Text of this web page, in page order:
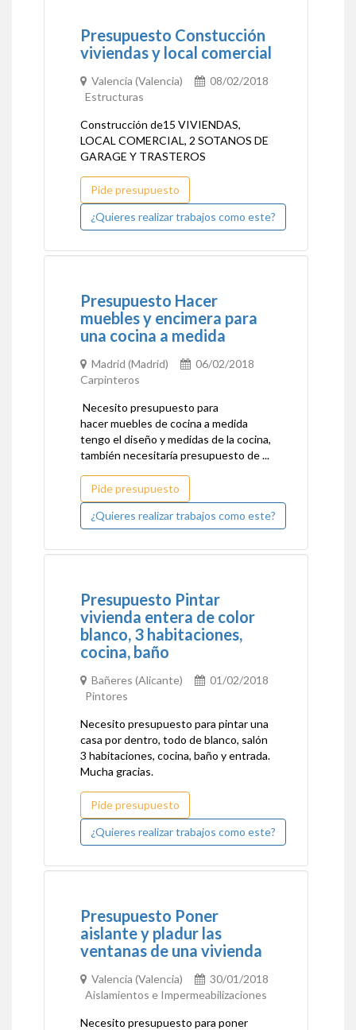
Presupuesto Constucción
viviendas y local comercial
Valencia (Valencia)
08/02/2018
Estructuras
Construcción de15 VIVIENDAS,
LOCAL COMERCIAL, 2 SOTANOS DE
GARAGE Y TRASTEROS
Pide presupuesto
¿Quieres realizar trabajos como este?
Presupuesto Hacer
muebles y encimera para
una cocina a medida
Madrid (Madrid)
06/02/2018
Carpinteros
Necesito presupuesto para
hacer muebles de cocina a medida
tengo el diseño y medidas de la cocina,
también necesitaría presupuesto de ...
Pide presupuesto
¿Quieres realizar trabajos como este?
Presupuesto Pintar
vivienda entera de color
blanco, 3 habitaciones,
cocina, baño
Bañeres (Alicante)
01/02/2018
Pintores
Necesito presupuesto para pintar una
casa por dentro, todo de blanco, salón
3 habitaciones, cocina, baño y entrada.
Mucha gracias.
Pide presupuesto
¿Quieres realizar trabajos como este?
Presupuesto Poner
aislante y pladur las
ventanas de una vivienda
Valencia (Valencia)
30/01/2018
Aislamientos e Impermeabilizaciones
Necesito presupuesto para poner